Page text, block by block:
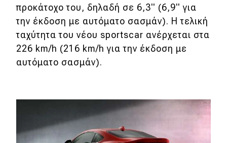
Τεχνολογία
Mobility
Σταθμοί φόρτισης
Παρουσιάσεις
προκάτοχο του, δηλαδή σε 6,3'' (6,9'' για
την έκδοση με αυτόματο σασμάν). Η τελική
ταχύτητα του νέου sportscar ανέρχεται στα
226 km/h (216 km/h για την έκδοση με
αυτόματο σασμάν).